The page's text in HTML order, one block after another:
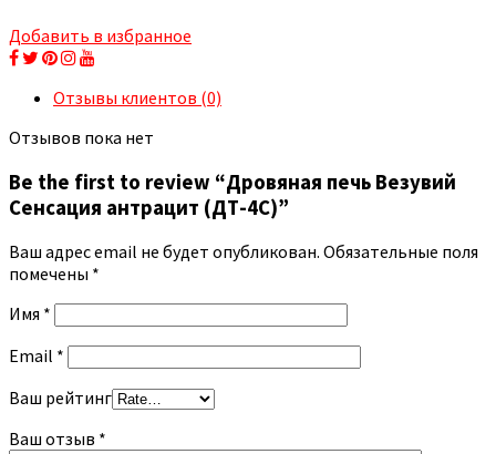
Добавить в избранное
Отзывы клиентов (0)
Отзывов пока нет
Be the first to review “Дровяная печь Везувий
Сенсация антрацит (ДТ-4С)”
Ваш адрес email не будет опубликован. Обязательные поля
помечены *
Имя *
Email *
Ваш рейтинг
Ваш отзыв *